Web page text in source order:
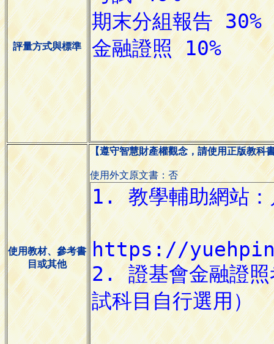
評量方式與標準
使用教材、參考書
目或其他
【遵守智慧財產權觀念，請使用正版教科
使用外文原文書：否